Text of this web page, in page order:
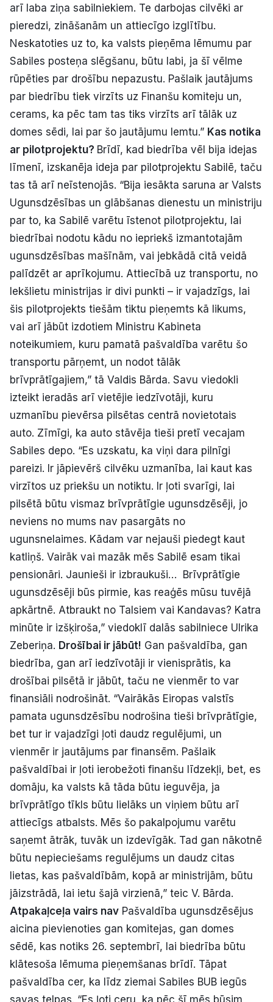
arī laba ziņa sabilniekiem. Te darbojas cilvēki ar
pieredzi, zināšanām un attiecīgo izglītību.
Neskatoties uz to, ka valsts pieņēma lēmumu par
Sabiles posteņa slēgšanu, būtu labi, ja šī vēlme
rūpēties par drošību nepazustu. Pašlaik jautājums
par biedrību tiek virzīts uz Finanšu komiteju un,
cerams, ka pēc tam tas tiks virzīts arī tālāk uz
domes sēdi, lai par šo jautājumu lemtu.” Kas notika
ar pilotprojektu? Brīdī, kad biedrība vēl bija idejas
līmenī, izskanēja ideja par pilotprojektu Sabilē, taču
tas tā arī neīstenojās. “Bija iesākta saruna ar Valsts
Ugunsdzēsības un glābšanas dienestu un ministriju
par to, ka Sabilē varētu īstenot pilotprojektu, lai
biedrībai nodotu kādu no iepriekš izmantotajām
ugunsdzēsības mašīnām, vai jebkādā citā veidā
palīdzēt ar aprīkojumu. Attiecībā uz transportu, no
Iekšlietu ministrijas ir divi punkti – ir vajadzīgs, lai
šis pilotprojekts tiešām tiktu pieņemts kā likums,
vai arī jābūt izdotiem Ministru Kabineta
noteikumiem, kuru pamatā pašvaldība varētu šo
transportu pārņemt, un nodot tālāk
brīvprātīgajiem,” tā Valdis Bārda. Savu viedokli
izteikt ieradās arī vietējie iedzīvotāji, kuru
uzmanību pievērsa pilsētas centrā novietotais
auto. Zīmīgi, ka auto stāvēja tieši pretī vecajam
Sabiles depo. “Es uzskatu, ka viņi dara pilnīgi
pareizi. Ir jāpievērš cilvēku uzmanība, lai kaut kas
virzītos uz priekšu un notiktu. Ir ļoti svarīgi, lai
pilsētā būtu vismaz brīvprātīgie ugunsdzēsēji, jo
neviens no mums nav pasargāts no
ugunsnelaimes. Kādam var nejauši piedegt kaut
katliņš. Vairāk vai mazāk mēs Sabilē esam tikai
pensionāri. Jaunieši ir izbraukuši… Brīvprātīgie
ugunsdzēsēji būs pirmie, kas reaģēs mūsu tuvējā
apkārtnē. Atbraukt no Talsiem vai Kandavas? Katra
minūte ir izšķiroša,” viedoklī dalās sabilniece Ulrika
Zeberiņa. Drošībai ir jābūt! Gan pašvaldība, gan
biedrība, gan arī iedzīvotāji ir vienisprātis, ka
drošībai pilsētā ir jābūt, taču ne vienmēr to var
finansiāli nodrošināt. “Vairākās Eiropas valstīs
pamata ugunsdzēsību nodrošina tieši brīvprātīgie,
bet tur ir vajadzīgi ļoti daudz regulējumi, un
vienmēr ir jautājums par finansēm. Pašlaik
pašvaldībai ir ļoti ierobežoti finanšu līdzekļi, bet, es
domāju, ka valsts kā tāda būtu ieguvēja, ja
brīvprātīgo tīkls būtu lielāks un viņiem būtu arī
attiecīgs atbalsts. Mēs šo pakalpojumu varētu
saņemt ātrāk, tuvāk un izdevīgāk. Tad gan nākotnē
būtu nepieciešams regulējums un daudz citas
lietas, kas pašvaldībām, kopā ar ministrijām, būtu
jāizstrādā, lai ietu šajā virzienā,” teic V. Bārda.
Atpakaļceļa vairs nav Pašvaldība ugunsdzēsējus
aicina pievienoties gan komitejas, gan domes
sēdē, kas notiks 26. septembrī, lai biedrība būtu
klātesoša lēmuma pieņemšanas brīdī. Tāpat
pašvaldība cer, ka līdz ziemai Sabiles BUB iegūs
savas telpas. “Es ļoti ceru, ka pēc šī mēs būsim